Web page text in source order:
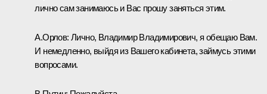
лично сам занимаюсь и Вас прошу заняться этим.
А.Орлов: Лично, Владимир Владимирович, я обещаю Вам.
И немедленно, выйдя из Вашего кабинета, займусь этими
вопросами.